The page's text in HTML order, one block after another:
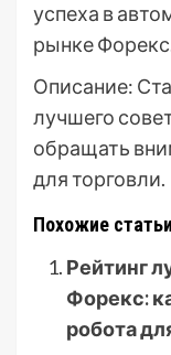
успеха в
рынке
Описание:
лучшего
обращать
для торговли.
Похожие
Рейтинг
Форекс:
робота